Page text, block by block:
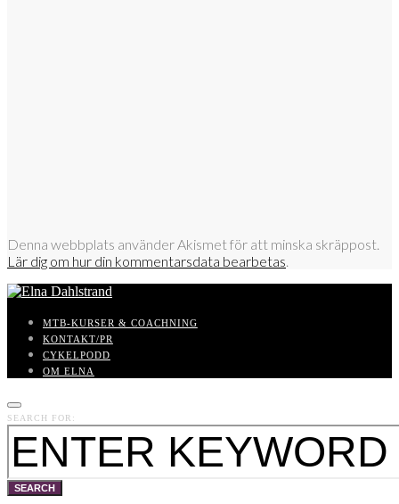
Denna webbplats använder Akismet för att minska skräppost.
Lär dig om hur din kommentarsdata bearbetas.
MTB-KURSER & COACHNING
KONTAKT/PR
CYKELPODD
OM ELNA
SEARCH FOR:
SEARCH